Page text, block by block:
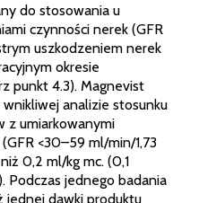
do stosowania u
czynności nerek (GFR
uszkodzeniem nerek
okresie
punkt 4.3). Magnevist
analizie stosunku
z umiarkowanymi
<30–59 ml/min/1,73
0,2 ml/kg mc. (0,1
Podczas jednego badania
jednej dawki produktu